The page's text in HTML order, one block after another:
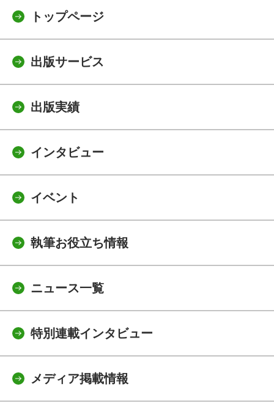
トップページ
出版サービス
出版実績
インタビュー
イベント
執筆お役立ち情報
ニュース一覧
特別連載インタビュー
メディア掲載情報